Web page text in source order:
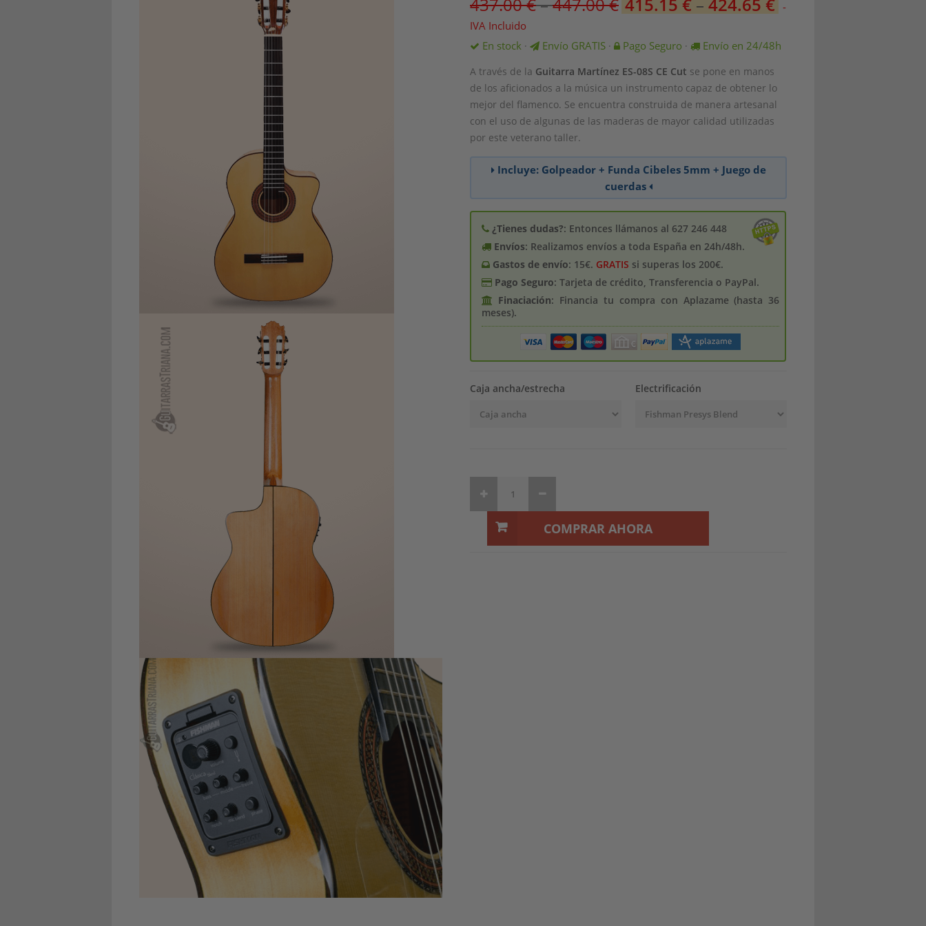
-
IVA Incluido
En stock · Envío GRATIS · Pago Seguro · Envío en 24/48h
A través de la Guitarra Martínez ES-08S CE Cut se pone en manos
de los aficionados a la música un instrumento capaz de obtener lo
mejor del flamenco. Se encuentra construida de manera artesanal
con el uso de algunas de las maderas de mayor calidad utilizadas
por este veterano taller.
Incluye: Golpeador + Funda Cibeles 5mm + Juego de
cuerdas
¿Tienes dudas?: Entonces llámanos al 627 246 448
Envíos: Realizamos envíos a toda España en 24h/48h.
Gastos de enví­o: 15€. GRATIS si superas los 200€.
Pago Seguro: Tarjeta de crédito, Transferencia o PayPal.
Finaciación: Financia tu compra con Aplazame (hasta 36
meses).
Caja ancha/estrecha Electrificación
COMPRAR AHORA